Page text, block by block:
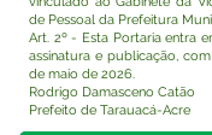
de Pessoal da Prefeitura
Art. 2º - Esta Portaria entra
assinatura e publicação,
de maio de 2026.
Rodrigo Damasceno Catão
Prefeito de Tarauacá-Acre